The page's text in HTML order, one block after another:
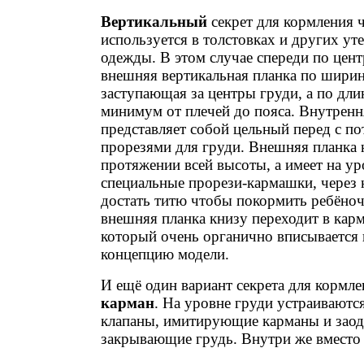
Вертикальный секрет для кормления
используется в толстовках и других
одежды. В этом случае спереди по
внешняя вертикальная планка по
заступающая за центры груди, а по
минимум от плечей до пояса.
представляет собой цельный перед с
прорезями для груди. Внешняя планка
протяжении всей высоты, а имеет на
специальные прорези-кармашки,
достать титю чтобы покормить
внешняя планка книзу переходит в
который очень органично
концепцию модели.
И ещё один вариант секрета для
карман. На уровне груди
клапаны, имитирующие карманы и
закрывающие грудь. Внутри же